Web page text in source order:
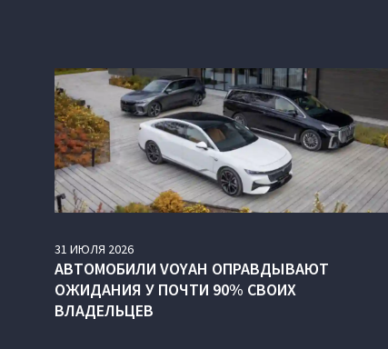
31 ИЮЛЯ 2026
АВТОМОБИЛИ VOYAH ОПРАВДЫВАЮТ
ОЖИДАНИЯ У ПОЧТИ 90% СВОИХ
ВЛАДЕЛЬЦЕВ